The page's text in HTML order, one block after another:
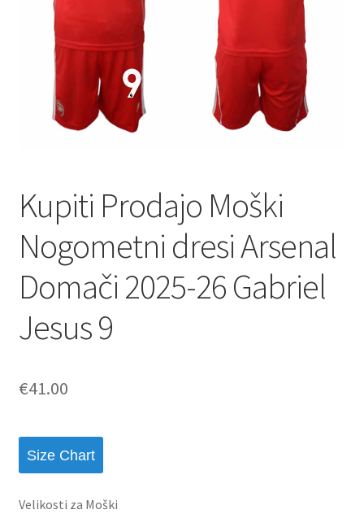
Kupiti Prodajo Moški
Nogometni dresi Arsenal
Domači 2025-26 Gabriel
Jesus 9
€41.00
Size Chart
Velikosti za Moški